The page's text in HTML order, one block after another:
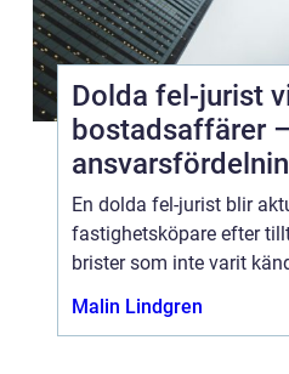
Dolda fel-jurist
bostadsaffärer –
prövning och
fastighetstvister
En dolda fel-jurist blir
fastighetsköpare efter
brister som inte varit
Malin Lindgren